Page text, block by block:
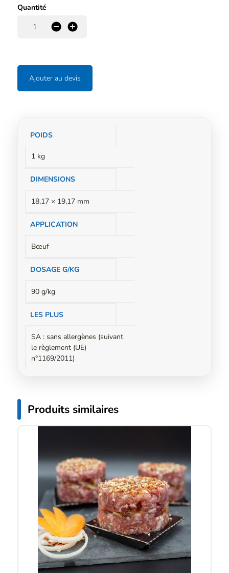
Quantité
+
-
Ajouter au devis
Informations
POIDS
1 kg
DIMENSIONS
18,17 × 19,17 mm
APPLICATION
Bœuf
DOSAGE G/KG
90 g/kg
LES PLUS
SA : sans allergènes (suivant
le règlement (UE)
n°1169/2011)
Produits similaires